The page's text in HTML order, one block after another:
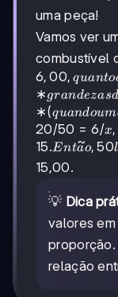
uma peça!
Vamos ver
combustível
6,00, quanto
custariam 50
litros? Para
resolver,
identificamos
que litros e
preço são
**grandezas
diretamente
aumenta, a
outra
6, 00, quant
∗grandezas
∗(quandou
20/50 = 6/x,
15.Enta
~o, 50l
15,00.
💡 Dica
valores
proporção.
relação